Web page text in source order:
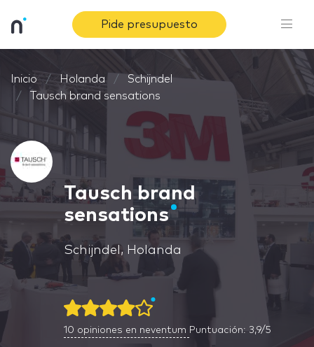
Pide presupuesto
Inicio Holanda
Schijndel
Tausch brand sensations
Tausch brand
sensations
Schijndel, Holanda
10 opiniones en neventum Puntuación: 3,9/5